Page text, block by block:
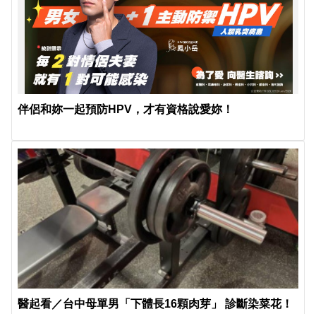
伴侶和妳一起預防HPV，才有資格說愛妳！
醫起看／台中母單男「下體長16顆肉芽」 診斷染菜花！